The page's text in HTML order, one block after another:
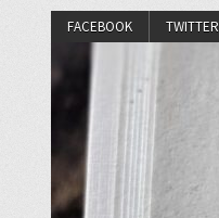
FACEBOOK TWITTER